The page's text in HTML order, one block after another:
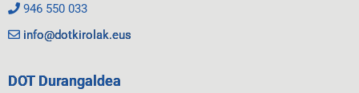
946 550 033
info@dotkirolak.eus
DOT Durangaldea